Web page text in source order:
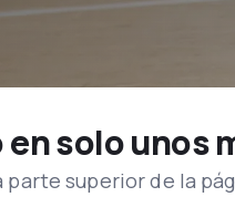
en solo unos
superior de la